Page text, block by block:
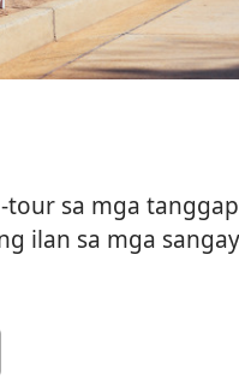
sa mga
ilan sa mga